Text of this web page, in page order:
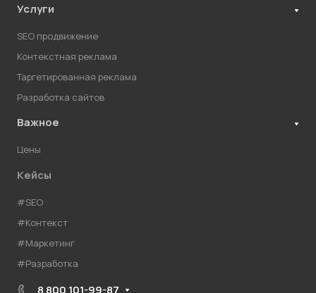
Услуги
SEO продвижение
Контекстная реклама
Таргетированная реклама
Разработка сайтов
Важное
Цены
Кейсы
#SEO
#Контекст
#Маркетинг
#Разработка
8 800 101-99-87